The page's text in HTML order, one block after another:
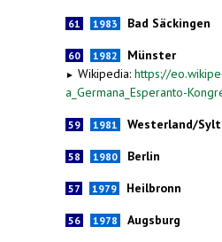
61 1983 Bad Säckingen
60 1982 Münster
► Wikipedia: https://
a_Germana_Esperanto-
59 1981 Westerland/Sylt
58 1980 Berlin
57 1979 Heilbronn
56 1978 Augsburg